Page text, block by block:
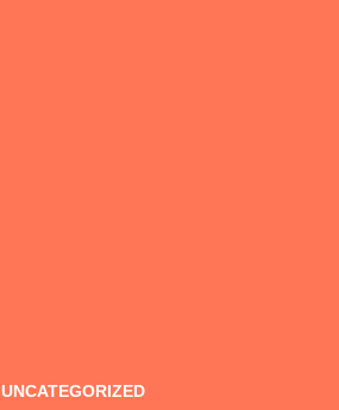
UNCATEGORIZED